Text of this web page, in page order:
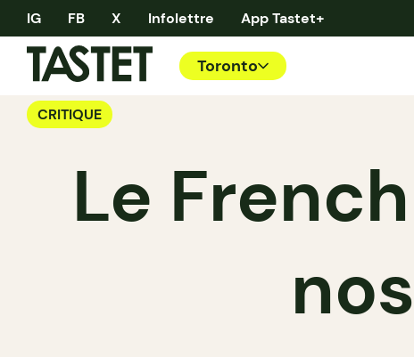
IG FB X Infolettre App Tastet+
Toronto
CRITIQUE
Le